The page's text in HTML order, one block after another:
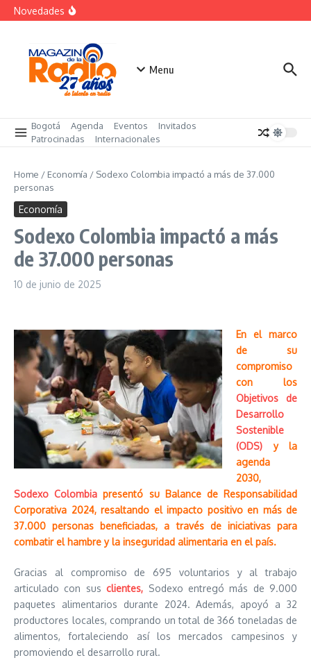
Saltar al contenido
Novedades
La posesión presidencial se verá en especial de DNEWS
sustitución de la coca
Menu
Bogotá Agenda Eventos
Invitados
Patrocinadas
Internacionales
Home / Economía / Sodexo Colombia impactó a más de 37.000
personas
Economía
Sodexo Colombia impactó a más
de 37.000 personas
10 de junio de 2025
En el marco
de su
compromiso
con los
Objetivos de
Desarrollo
Sostenible
(ODS) y la
agenda
2030,
Sodexo Colombia presentó su Balance de Responsabilidad
Corporativa 2024, resaltando el impacto positivo en más de
37.000 personas beneficiadas, a través de iniciativas para
combatir el hambre y la inseguridad alimentaria en el país.
Gracias al compromiso de 695 voluntarios y al trabajo
articulado con susclientes, Sodexo entregó más de 9.000
paquetes alimentarios durante 2024. Además, apoyó a 32
productores locales, comprando un total de 366 toneladas de
alimentos, fortaleciendo así los mercados campesinos y
promoviendo el desarrollo rural.